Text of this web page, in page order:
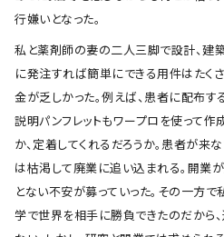
行嫌いとなった。
私と薬剤師の妻の二人三脚で設計、建
に発注すれば簡単にできる用件はたく
金が乏しかった。例えば、患者に配布
説明パンフレットもワープロを使って作
か、定着してくれるだろうか。患者が
は枯渇して廃業に追い込まれる。開業
とない不安が募っていった。その一方
学で世界を相手に勝負できたのだから